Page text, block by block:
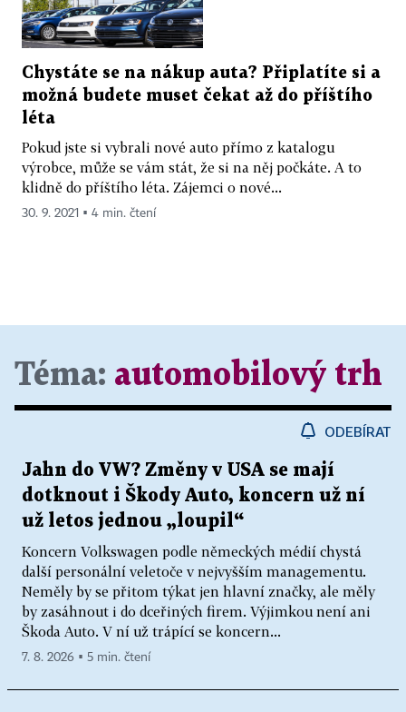
Chystáte se na nákup auta? Připlatíte si a
možná budete muset čekat až do příštího
léta
Pokud jste si vybrali nové auto přímo z katalogu
výrobce, může se vám stát, že si na něj počkáte. A to
klidně do příštího léta. Zájemci o nové...
30. 9. 2021 ▪ 4 min. čtení
Téma: automobilový trh
ODEBÍRAT
Jahn do VW? Změny v USA se mají
dotknout i Škody Auto, koncern už ní
už letos jednou „loupil“
Koncern Volkswagen podle německých médií chystá
další personální veletoče v nejvyšším managementu.
Neměly by se přitom týkat jen hlavní značky, ale měly
by zasáhnout i do dceřiných firem. Výjimkou není ani
Škoda Auto. V ní už trápící se koncern...
7. 8. 2026 ▪ 5 min. čtení